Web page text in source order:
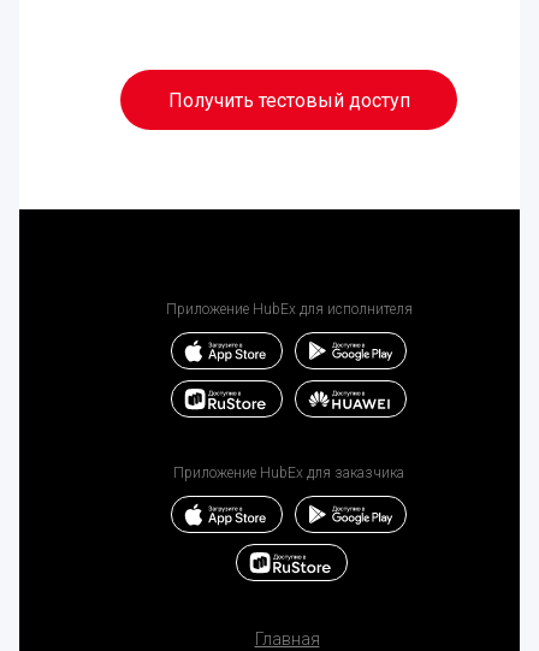
Получить тестовый доступ
Главная
Приложение HubEx для заказчика
Приложение HubEx для исполнителя